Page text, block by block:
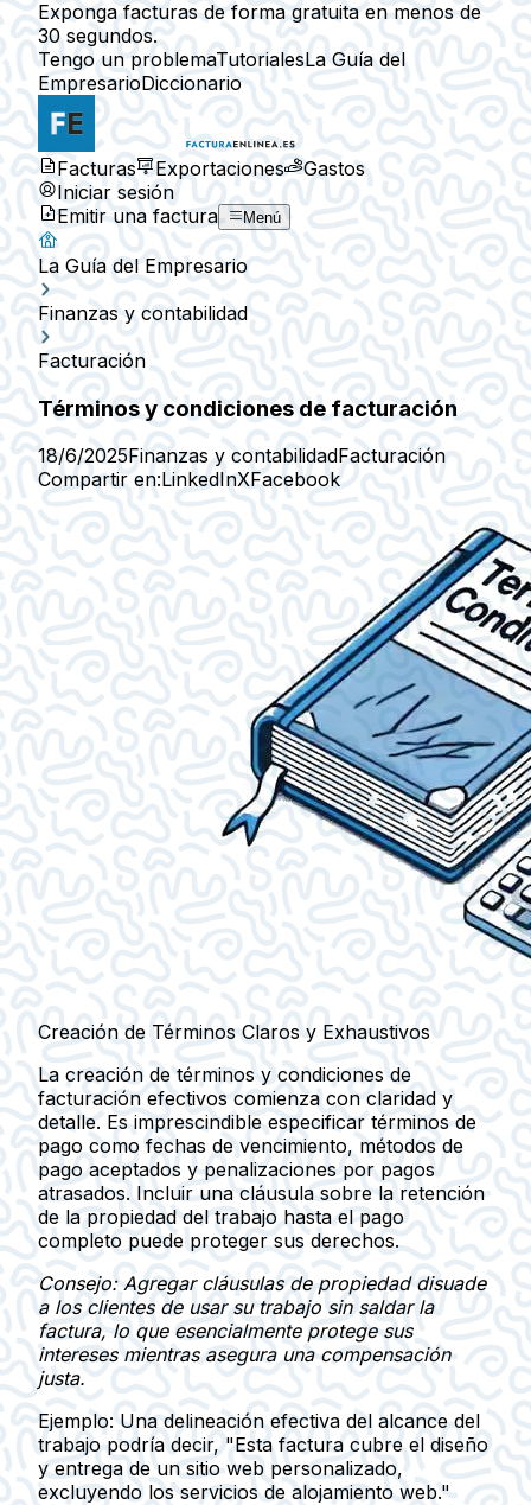
Exponga facturas de forma gratuita en menos de
30 segundos.
Tengo un problemaTutorialesLa Guía del
EmpresarioDiccionario
Facturas Exportaciones
Gastos
Iniciar sesión
Emitir una factura
Menú
La Guía del Empresario
Finanzas y contabilidad
Facturación
Términos y condiciones de facturación
18/6/2025Finanzas y contabilidadFacturación
Compartir en:LinkedInXFacebook
Creación de Términos Claros y Exhaustivos
La creación de términos y condiciones de
facturación efectivos comienza con claridad y
detalle. Es imprescindible especificar términos de
pago como fechas de vencimiento, métodos de
pago aceptados y penalizaciones por pagos
atrasados. Incluir una cláusula sobre la retención
de la propiedad del trabajo hasta el pago
completo puede proteger sus derechos.
Consejo: Agregar cláusulas de propiedad disuade
a los clientes de usar su trabajo sin saldar la
factura, lo que esencialmente protege sus
intereses mientras asegura una compensación
justa.
Ejemplo: Una delineación efectiva del alcance del
trabajo podría decir, "Esta factura cubre el diseño
y entrega de un sitio web personalizado,
excluyendo los servicios de alojamiento web."